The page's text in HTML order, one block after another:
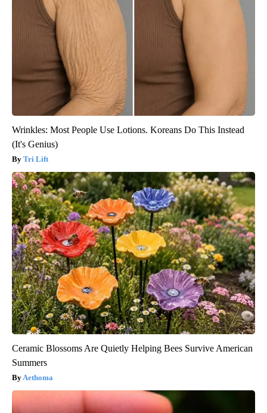
Wrinkles: Most People Use Lotions. Koreans Do This Instead
(It's Genius)
Tri Lift
Ceramic Blossoms Are Quietly Helping Bees Survive American
Summers
Aethoma